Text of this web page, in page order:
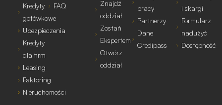
Kredyty
gotówkowe
Ubezpieczenia
Kredyty
dla firm
Leasing
Faktoring
Nieruchomości
FAQ
Znajdź
oddział
Zostań
Ekspertem
Otwórz
oddział
pracy
Partnerzy
Dane
Credipass
i skargi
Formularz
nadużyć
Dostępność